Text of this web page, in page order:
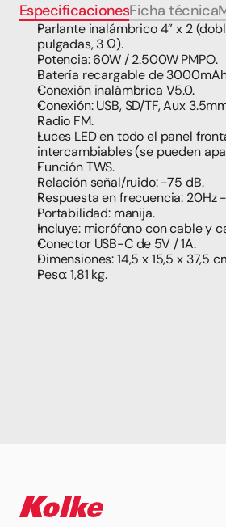
EspecificacionesFicha técnica
Parlante inalámbrico 4” x 2
pulgadas, 3 Ω).
Potencia: 60W / 2.500W PMPO.
Batería recargable de
Conexión inalámbrica V5.0.
Conexión: USB, SD/TF, Aux
Radio FM.
Luces LED en todo el panel
intercambiables (se pueden
Función TWS.
Relación señal/ruido: -75 dB.
Respuesta en frecuencia: 20Hz
Portabilidad: manija.
Incluye: micrófono con cable y
Conector USB-C de 5V / 1A.
Dimensiones: 14,5 x 15,5 x 37,5
Peso: 1,81 kg.